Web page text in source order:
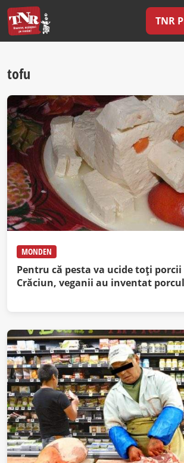
TNR
tofu
MONDEN
Pentru că pesta va ucide toți porcii
Crăciun, veganii au inventat